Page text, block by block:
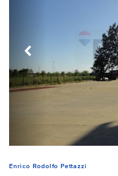
Enrico Rodolfo Pettazzi